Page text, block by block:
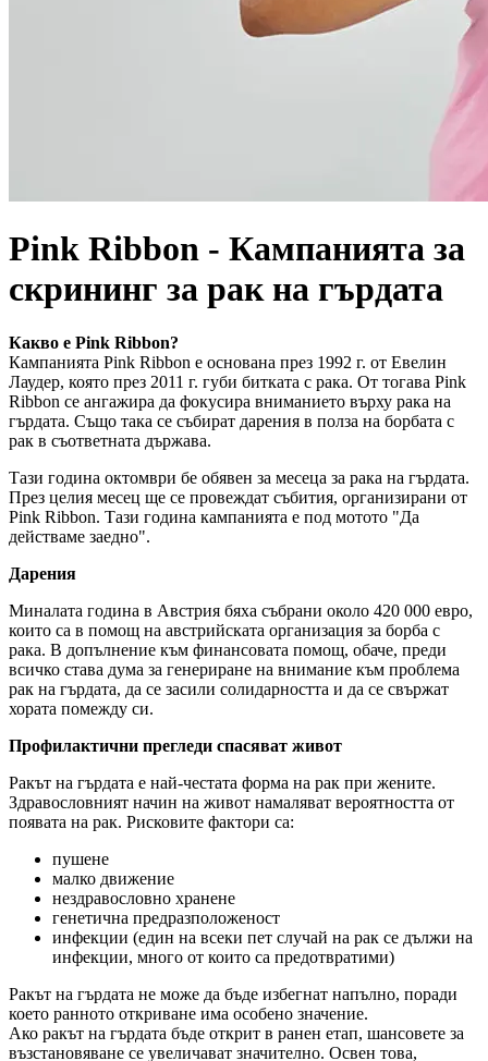
Pink Ribbon - Кампанията за
скрининг за рак на гърдата
Какво е Pink Ribbon?
Кампанията Pink Ribbon е основана през 1992 г. от Евелин
Лаудер, която през 2011 г. губи битката с рака. От тогава Pink
Ribbon се ангажира да фокусира вниманието върху рака на
гърдата. Също така се събират дарения в полза на борбата с
рак в съответната държава.
Тази година октомври бе обявен за месеца за рака на гърдата.
През целия месец ще се провеждат събития, организирани от
Pink Ribbon. Тази година кампанията е под мотото "Да
действаме заедно".
Дарения
Миналата година в Австрия бяха събрани около 420 000 евро,
които са в помощ на австрийската организация за борба с
рака. В допълнение към финансовата помощ, обаче, преди
всичко става дума за генериране на внимание към проблема
рак на гърдата, да се засили солидарността и да се свържат
хората помежду си.
Профилактични прегледи спасяват живот
Ракът на гърдата е най-честата форма на рак при жените.
Здравословният начин на живот намаляват вероятността от
появата на рак. Рисковите фактори са:
пушене
малко движение
нездравословно хранене
генетична предразположеност
инфекции (един на всеки пет случай на рак се дължи на
инфекции, много от които са предотвратими)
Ракът на гърдата не може да бъде избегнат напълно, поради
което ранното откриване има особено значение.
Ако ракът на гърдата бъде открит в ранен етап, шансовете за
възстановяване се увеличават значително. Освен това,